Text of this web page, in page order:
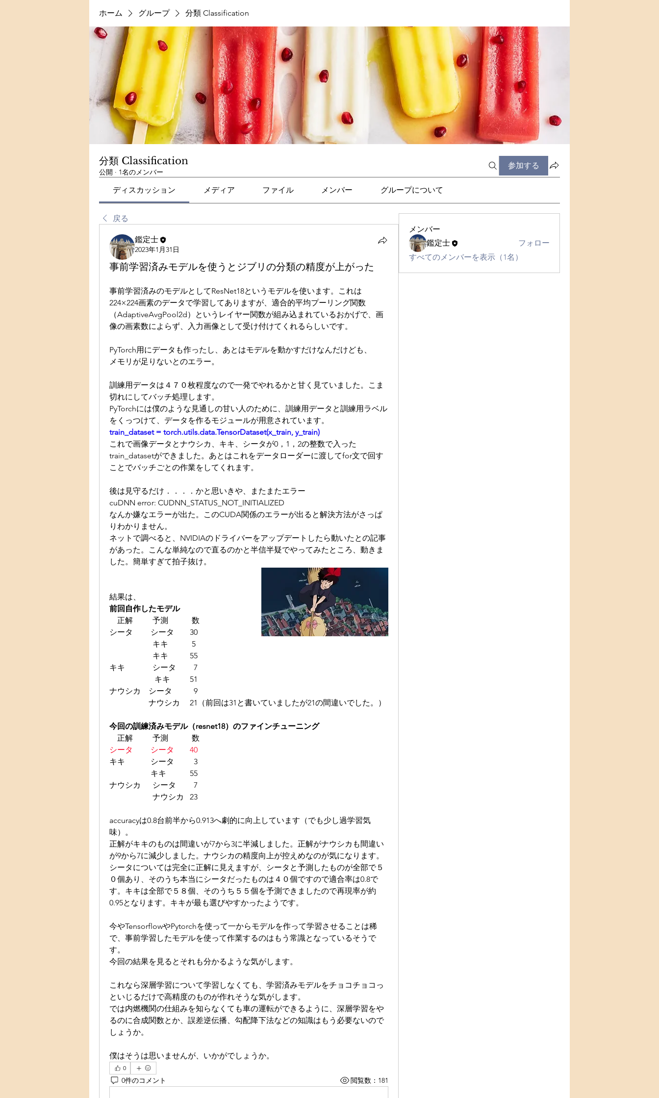
ホーム グループ 分類 Classification
分類 Classification
公開 · 1名のメンバー
参加する
ディスカッション メディア ファイル メンバー グループについて
戻る
鑑定士
2023年1月31日
事前学習済みモデルを使うとジブリの分類の精度が上がった
事前学習済みのモデルとしてResNet18というモデルを使います。これは
224×224画素のデータで学習してありますが、適合的平均プーリング関数
（AdaptiveAvgPool2d）というレイヤー関数が組み込まれているおかげで、画
像の画素数によらず、入力画像として受け付けてくれるらしいです。
PyTorch用にデータも作ったし、あとはモデルを動かすだけなんだけども、
メモリが足りないとのエラー。
訓練用データは４７０枚程度なので一発でやれるかと甘く見ていました。こま
切れにしてバッチ処理します。
PyTorchには僕のような見通しの甘い人のために、訓練用データと訓練用ラベル
をくっつけて、データを作るモジュールが用意されています。
train_dataset = torch.utils.data.TensorDataset(x_train, y_train)
これで画像データとナウシカ、キキ、シータが0，1，2の整数で入った
train_datasetができました。あとはこれをデータローダーに渡してfor文で回す
ことでバッチごとの作業をしてくれます。
後は見守るだけ．．．．かと思いきや、またまたエラー
cuDNN error: CUDNN_STATUS_NOT_INITIALIZED
なんか嫌なエラーが出た。このCUDA関係のエラーが出ると解決方法がさっぱ
りわかりません。
ネットで調べると、NVIDIAのドライバーをアップデートしたら動いたとの記事
があった。こんな単純なので直るのかと半信半疑でやってみたところ、動きま
した。簡単すぎて拍子抜け。
結果は、
前回自作したモデル
正解  　　予測　　    数
シータ     　シータ 　   30
    　　　  　キキ  　　  5
    　　　  　キキ  　　 55
キキ      　　シータ    　 7
    　　   　　キキ    　  51
ナウシカ    シータ  　　 9
    　　　　ナウシカ 　21（前回は31と書いていましたが21の間違いでした。）
今回の訓練済みモデル（resnet18）のファインチューニング
正解  　　予測　　    数
シータ         シータ 　   40
キキ             シータ          3
    　　         キキ    　　55
ナウシカ      シータ  　   7
    　　　　  ナウシカ   23
accuracyは0.8台前半から0.913へ劇的に向上しています（でも少し過学習気
味）。
正解がキキのものは間違いが7から3に半減しました。正解がナウシカも間違い
が9から7に減少しました。ナウシカの精度向上が控えめなのが気になります。
シータについては完全に正解に見えますが、シータと予測したものが全部で５
０個あり、そのうち本当にシータだったものは４０個ですので適合率は0.8で
す。キキは全部で５８個、そのうち５５個を予測できましたので再現率が約
0.95となります。キキが最も選びやすかったようです。
今やTensorflowやPytorchを使って一からモデルを作って学習させることは稀
で、事前学習したモデルを使って作業するのはもう常識となっているそうで
す。
今回の結果を見るとそれも分かるような気がします。
これなら深層学習について学習しなくても、学習済みモデルをチョコチョコっ
といじるだけで高精度のものが作れそうな気がします。
では内燃機関の仕組みを知らなくても車の運転ができるように、深層学習をや
るのに合成関数とか、誤差逆伝播、勾配降下法などの知識はもう必要ないので
しょうか。
僕はそうは思いませんが、いかがでしょうか。
0
0件のコメント 閲覧数：181
メンバー
鑑定士
フォロー
すべてのメンバーを表示（1名）